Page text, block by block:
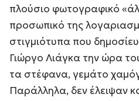
πλούσιο φωτογραφικό
προσωπικό της
στιγμιότυπα που
Γιώργο Λιάγκα την ώρα
τα στέφανα, γεμάτο
Παράλληλα, δεν έλειψαν